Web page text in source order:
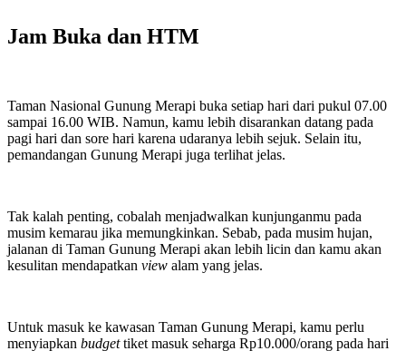
Jam Buka dan HTM
Taman Nasional Gunung Merapi buka setiap hari dari pukul 07.00
sampai 16.00 WIB. Namun, kamu lebih disarankan datang pada
pagi hari dan sore hari karena udaranya lebih sejuk. Selain itu,
pemandangan Gunung Merapi juga terlihat jelas.
Tak kalah penting, cobalah menjadwalkan kunjunganmu pada
musim kemarau jika memungkinkan. Sebab, pada musim hujan,
jalanan di Taman Gunung Merapi akan lebih licin dan kamu akan
kesulitan mendapatkan view alam yang jelas.
Untuk masuk ke kawasan Taman Gunung Merapi, kamu perlu
menyiapkan budgettiket masuk seharga Rp10.000/orang pada hari